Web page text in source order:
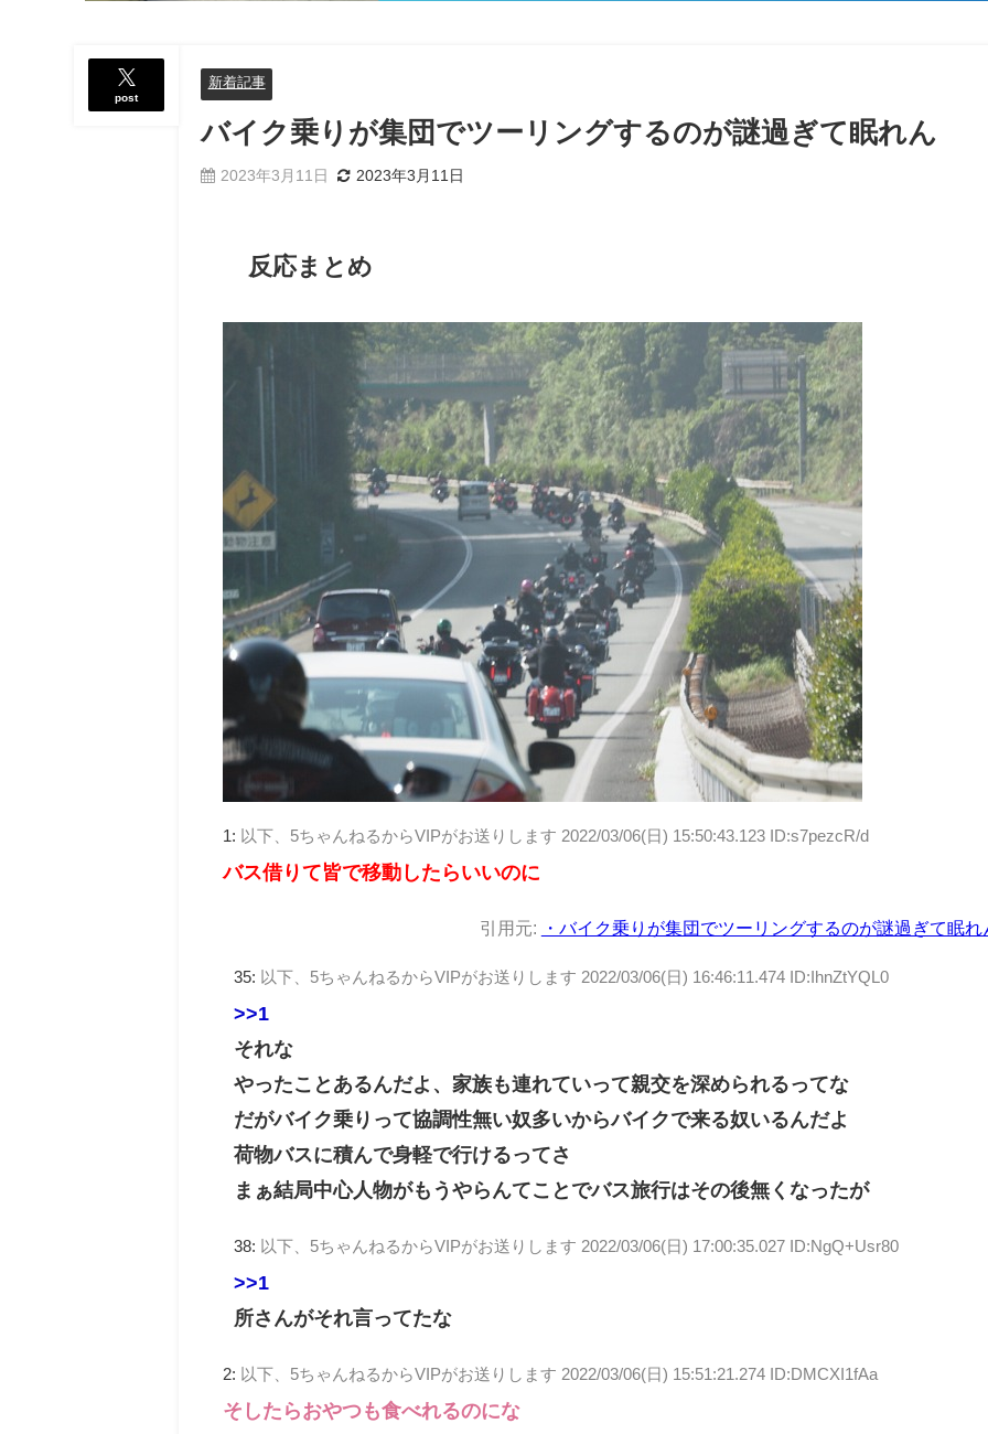
post
新着記事
バイク乗りが集団でツーリングするのが謎過ぎて眠れん
2023年3月11日 2023年3月11日
反応まとめ
1: 以下、5ちゃんねるからVIPがお送りします 2022/03/06(日) 15:50:43.123 ID:s7pezcR/d
バス借りて皆で移動したらいいのに
引用元: ・バイク乗りが集団でツーリングするのが謎過ぎて眠れ
35: 以下、5ちゃんねるからVIPがお送りします 2022/03/06(日) 16:46:11.474 ID:IhnZtYQL0
>>1
それな
やったことあるんだよ、家族も連れていって親交を深められるってな
だがバイク乗りって協調性無い奴多いからバイクで来る奴いるんだよ
荷物バスに積んで身軽で行けるってさ
まぁ結局中心人物がもうやらんてことでバス旅行はその後無くなったが
38: 以下、5ちゃんねるからVIPがお送りします 2022/03/06(日) 17:00:35.027 ID:NgQ+Usr80
>>1
所さんがそれ言ってたな
2: 以下、5ちゃんねるからVIPがお送りします 2022/03/06(日) 15:51:21.274 ID:DMCXI1fAa
そしたらおやつも食べれるのにな